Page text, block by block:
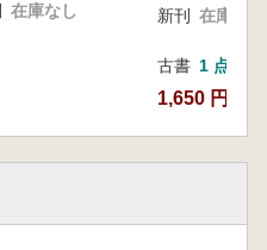
在庫なし 新刊 在庫なし
古書 1 点
1,650 円